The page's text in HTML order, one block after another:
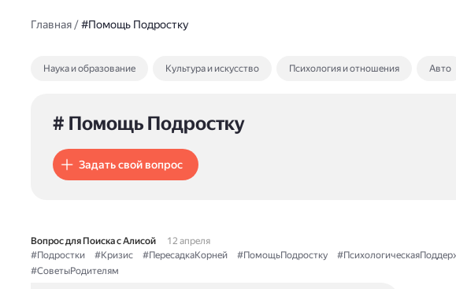
Главная/#Помощь Подростку
Наука и образование Культура и искусство Психология и отношения Авто
# Помощь Подростку
Задать свой вопрос
Вопрос для Поиска с Алисой
12 апреля
#Подростки
#Кризис #ПересадкаКорней #ПомощьПодростку
#СоветыРодителям